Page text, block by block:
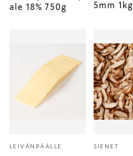
ale 18% 750g
5mm 1kg
LEIVÄNPÄÄLLE SIENET